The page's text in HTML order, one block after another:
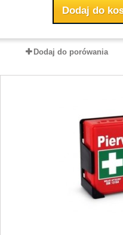
Dodaj do
Dodaj do porówania